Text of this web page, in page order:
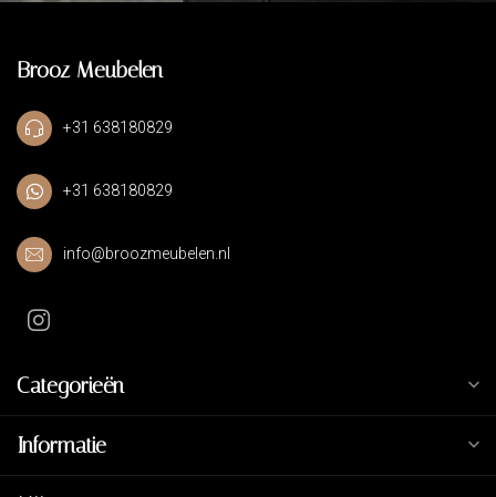
Brooz Meubelen
+31 638180829
+31 638180829
info@broozmeubelen.nl
Categorieën
Informatie